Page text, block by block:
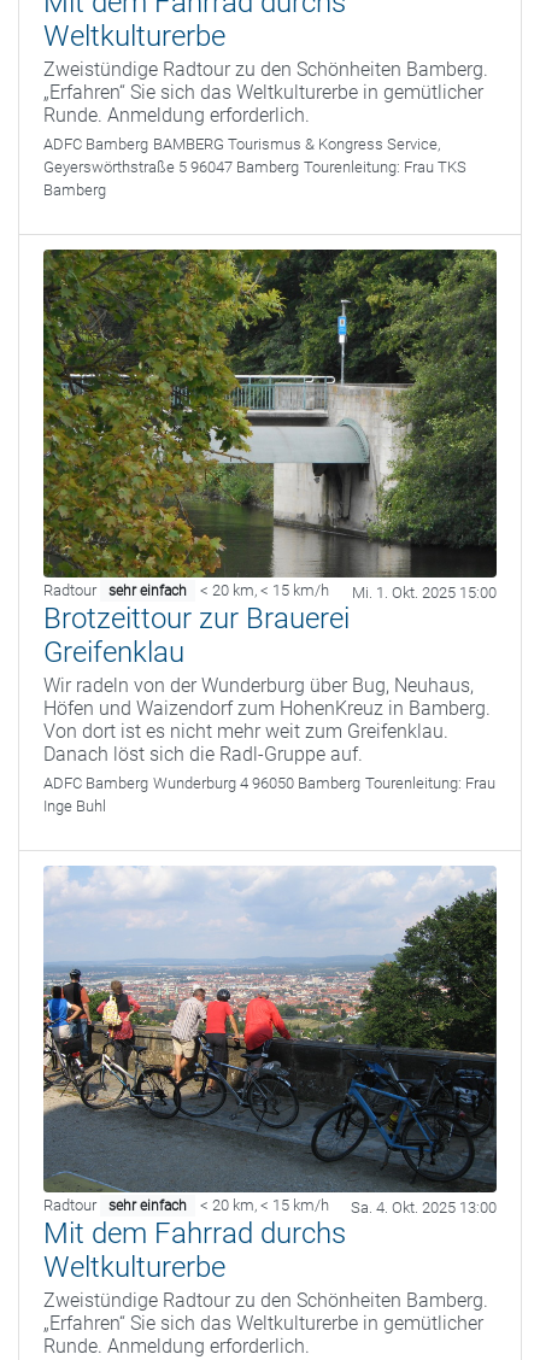
Weltkulturerbe
Zweistündige Radtour zu den Schönheiten Bamberg.
„Erfahren“ Sie sich das Weltkulturerbe in gemütlicher
Runde. Anmeldung erforderlich.
ADFC Bamberg BAMBERG Tourismus & Kongress Service,
Geyerswörthstraße 5 96047 Bamberg Tourenleitung: Frau TKS
Bamberg
Radtour sehr einfach < 20 km, < 15 km/h Mi. 1. Okt. 2025 15:00
Brotzeittour zur Brauerei
Greifenklau
Wir radeln von der Wunderburg über Bug, Neuhaus,
Höfen und Waizendorf zum HohenKreuz in Bamberg.
Von dort ist es nicht mehr weit zum Greifenklau.
Danach löst sich die Radl-Gruppe auf.
ADFC Bamberg Wunderburg 4 96050 Bamberg Tourenleitung: Frau
Inge Buhl
Radtour sehr einfach < 20 km, < 15 km/h Sa. 4. Okt. 2025 13:00
Mit dem Fahrrad durchs
Weltkulturerbe
Zweistündige Radtour zu den Schönheiten Bamberg.
„Erfahren“ Sie sich das Weltkulturerbe in gemütlicher
Runde. Anmeldung erforderlich.